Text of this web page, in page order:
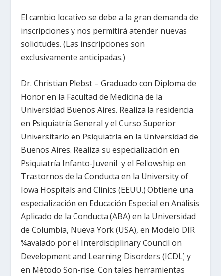
El cambio locativo se debe a la gran demanda de
inscripciones y nos permitirá atender nuevas
solicitudes. (Las inscripciones son
exclusivamente anticipadas.)
Dr. Christian Plebst – Graduado con Diploma de
Honor en la Facultad de Medicina de la
Universidad Buenos Aires. Realiza la residencia
en Psiquiatría General y el Curso Superior
Universitario en Psiquiatría en la Universidad de
Buenos Aires. Realiza su especialización en
Psiquiatría Infanto-Juvenil y el Fellowship en
Trastornos de la Conducta en la University of
Iowa Hospitals and Clinics (EEUU.) Obtiene una
especialización en Educación Especial en Análisis
Aplicado de la Conducta (ABA) en la Universidad
de Columbia, Nueva York (USA), en Modelo DIR
¾avalado por el Interdisciplinary Council on
Development and Learning Disorders (ICDL) y
en Método Son-rise. Con tales herramientas